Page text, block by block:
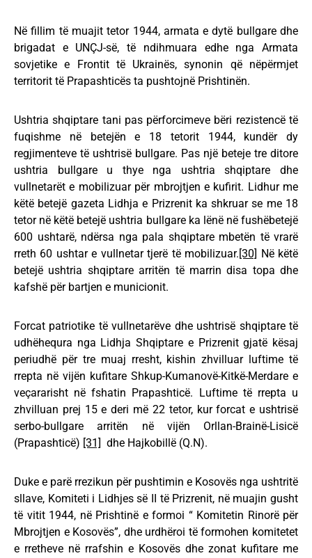
Në fillim të muajit tetor 1944, armata e dytë bullgare dhe
brigadat e UNÇJ-së, të ndihmuara edhe nga Armata
sovjetike e Frontit të Ukrainës, synonin që nëpërmjet
territorit të Prapashticës ta pushtojnë Prishtinën.
Ushtria shqiptare tani pas përforcimeve bëri rezistencë të
fuqishme në betejën e 18 tetorit 1944, kundër dy
regjimenteve të ushtrisë bullgare. Pas një beteje tre ditore
ushtria bullgare u thye nga ushtria shqiptare dhe
vullnetarët e mobilizuar për mbrojtjen e kufirit. Lidhur me
këtë betejë gazeta Lidhja e Prizrenit ka shkruar se me 18
tetor në këtë betejë ushtria bullgare ka lënë në fushëbetejë
600 ushtarë, ndërsa nga pala shqiptare mbetën të vrarë
rreth 60 ushtar e vullnetar tjerë të mobilizuar.[30] Në këtë
betejë ushtria shqiptare arritën të marrin disa topa dhe
kafshë për bartjen e municionit.
Forcat patriotike të vullnetarëve dhe ushtrisë shqiptare të
udhëhequra nga Lidhja Shqiptare e Prizrenit gjatë kësaj
periudhë për tre muaj rresht, kishin zhvilluar luftime të
rrepta në vijën kufitare Shkup-Kumanovë-Kitkë-Merdare e
veçararisht në fshatin Prapashticë. Luftime të rrepta u
zhvilluan prej 15 e deri më 22 tetor, kur forcat e ushtrisë
serbo-bullgare arritën në vijën Orllan-Brainë-Lisicë
(Prapashticë) [31] dhe Hajkobillë (Q.N).
Duke e parë rrezikun për pushtimin e Kosovës nga ushtritë
sllave, Komiteti i Lidhjes së II të Prizrenit, në muajin gusht
të vitit 1944, në Prishtinë e formoi “ Komitetin Rinorë për
Mbrojtjen e Kosovës”, dhe urdhëroi të formohen komitetet
e rretheve në rrafshin e Kosovës dhe zonat kufitare me